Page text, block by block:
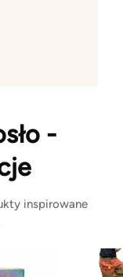
-
inspirowane